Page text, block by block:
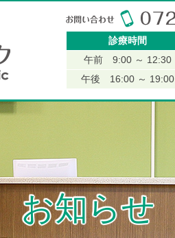
さかもと内科クリニック
診療時間
午前 9:00 ～ 12:30
午後 16:00 ～ 19:00
お知らせ